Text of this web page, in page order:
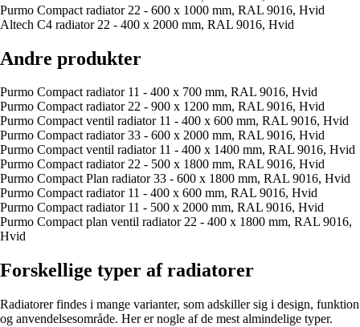
Purmo Compact radiator 22 - 600 x 1000 mm, RAL 9016, Hvid
Altech C4 radiator 22 - 400 x 2000 mm, RAL 9016, Hvid
Andre produkter
Purmo Compact radiator 11 - 400 x 700 mm, RAL 9016, Hvid
Purmo Compact radiator 22 - 900 x 1200 mm, RAL 9016, Hvid
Purmo Compact ventil radiator 11 - 400 x 600 mm, RAL 9016, Hvid
Purmo Compact radiator 33 - 600 x 2000 mm, RAL 9016, Hvid
Purmo Compact ventil radiator 11 - 400 x 1400 mm, RAL 9016, Hvid
Purmo Compact radiator 22 - 500 x 1800 mm, RAL 9016, Hvid
Purmo Compact Plan radiator 33 - 600 x 1800 mm, RAL 9016, Hvid
Purmo Compact radiator 11 - 400 x 600 mm, RAL 9016, Hvid
Purmo Compact radiator 11 - 500 x 2000 mm, RAL 9016, Hvid
Purmo Compact plan ventil radiator 22 - 400 x 1800 mm, RAL 9016,
Hvid
Forskellige typer af radiatorer
Radiatorer findes i mange varianter, som adskiller sig i design, funktion
og anvendelsesområde. Her er nogle af de mest almindelige typer.